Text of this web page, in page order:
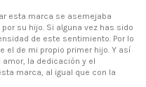
esta marca se asemejaba
su hijo. Si alguna vez has sido
de este sentimiento. Por lo
el de mi propio primer hijo. Y así
amor, la dedicación y el
marca, al igual que con la